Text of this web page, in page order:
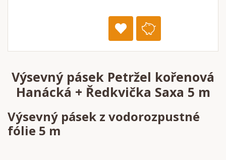
Výsevný pásek Petržel kořenová
Hanácká + Ředkvička Saxa 5 m
Výsevný pásek z vodorozpustné
fólie 5 m